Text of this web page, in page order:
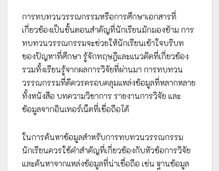
การทบทวนวรรณกรรมหรือการศึกษาเอกสารที่
เกี่ยวข้องเป็นขั้นตอนสำคัญที่นักเรียนมักมองข้าม การ
ทบทวนวรรณกรรมจะช่วยให้นักเรียนเข้าใจบริบท
ของปัญหาที่ศึกษา รู้จักทฤษฎีและแนวคิดที่เกี่ยวข้อง
รวมทั้งเรียนรู้จากผลการวิจัยที่ผ่านมา การทบทวน
วรรณกรรมที่ดีควรครอบคลุมแหล่งข้อมูลที่หลากหลาย
ทั้งหนังสือ บทความวิชาการ รายงานการวิจัย และ
ข้อมูลจากอินเทอร์เน็ตที่เชื่อถือได้
ในการค้นหาข้อมูลสำหรับการทบทวนวรรณกรรม
นักเรียนควรใช้คำสำคัญที่เกี่ยวข้องกับหัวข้อการวิจัย
และค้นหาจากแหล่งข้อมูลที่น่าเชื่อถือ เช่น ฐานข้อมูล